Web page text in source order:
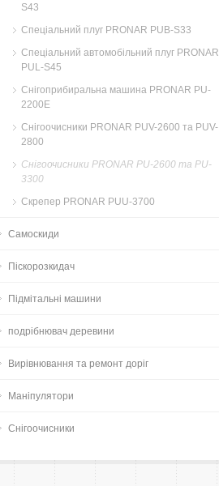
S43
Спеціальний плуг PRONAR PUB-S33
Спеціальний автомобільний плуг PRONAR
PUL-S45
Снігоприбиральна машина PRONAR PU-
2200E
Снігоочисники PRONAR PUV-2600 та PUV-
2800
Снігоочисники PRONAR PU-2600 та PU-
3300
Скрепер PRONAR PUU-3700
Самоскиди
Піскорозкидач
Підмітальні машини
подрібнювач деревини
Вирівнювання та ремонт доріг
Маніпулятори
Снігоочисники